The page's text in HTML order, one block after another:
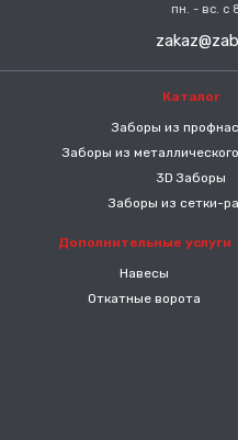
пн. - вс. с
Каталог
Заборы из
Заборы из
3D Заборы
Заборы из сетки-
Дополнительные услуги
Навесы
Откатные ворота